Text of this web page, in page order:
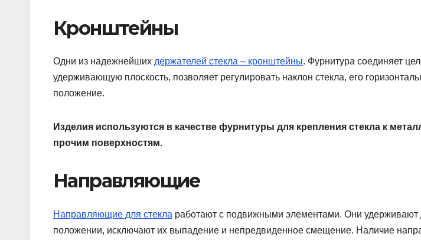
Кронштейны
Одни из надежнейших держателей стекла – кронштейны. Фурнитура соединяет
удерживающую плоскость, позволяет регулировать наклон стекла, его
положение.
Изделия используются в качестве фурнитуры для крепления стекла к
прочим поверхностям.
Направляющие
Направляющие для стекла работают с подвижными элементами. Они удерживают
положении, исключают их выпадение и непредвиденное смещение. Наличие